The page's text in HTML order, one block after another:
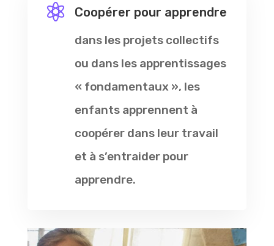
 Coopérer pour apprendre
dans les projets collectifs
ou dans les apprentissages
« fondamentaux », les
enfants apprennent à
coopérer dans leur travail
et à s’entraider pour
apprendre.